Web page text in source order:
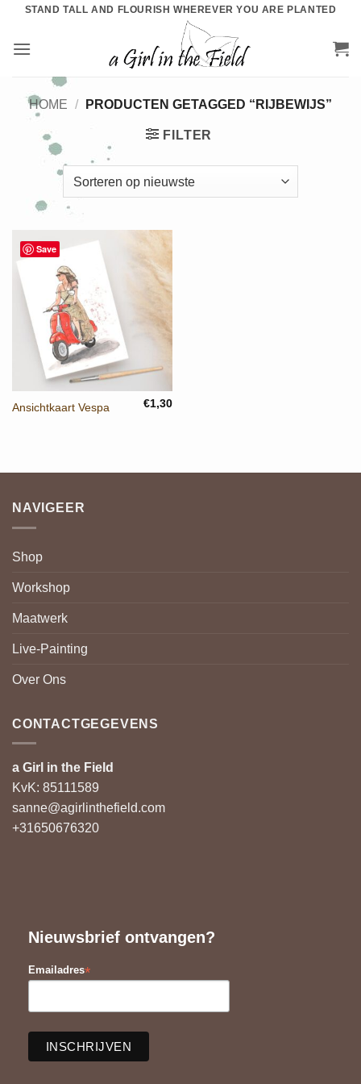
inhoud
STAND TALL AND FLOURISH WHEREVER YOU ARE PLANTED
HOME / PRODUCTEN GETAGGED “RIJBEWIJS”
FILTER
Save
Ansichtkaart Vespa €1,30
NAVIGEER
Shop
Workshop
Maatwerk
Live-Painting
Over Ons
CONTACTGEGEVENS
a Girl in the Field
KvK: 85111589
sanne@agirlinthefield.com
+31650676320
Nieuwsbrief ontvangen?
Emailadres*